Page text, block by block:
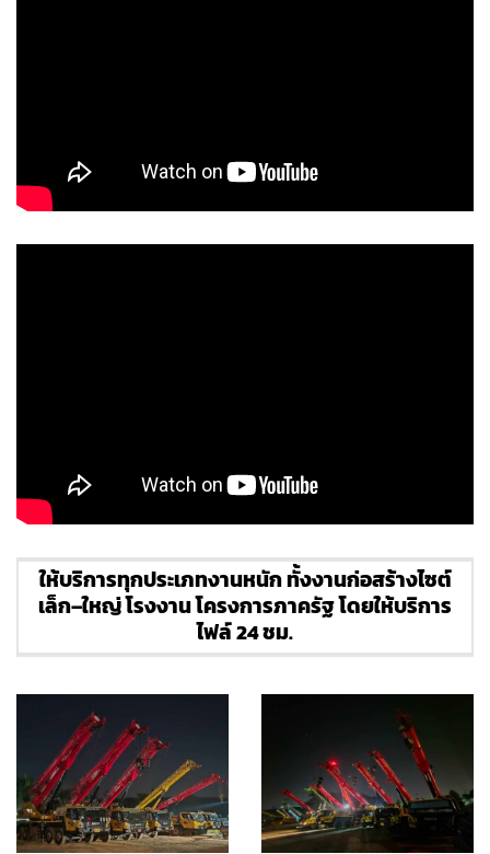
ให้บริการทุกประเภทงานหนัก ทั้งงานก่อสร้างไซต์
เล็ก–ใหญ่ โรงงาน โครงการภาครัฐ โดยให้บริการ
ไฟล์ 24 ชม.